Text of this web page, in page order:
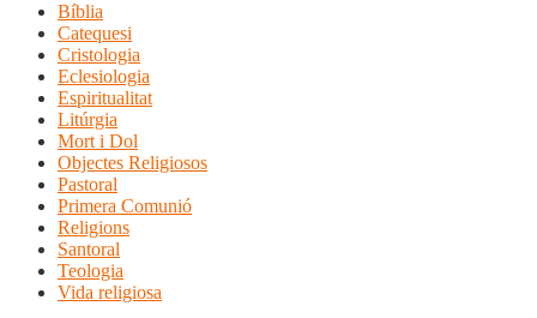
Bíblia
Catequesi
Cristologia
Eclesiologia
Espiritualitat
Litúrgia
Mort i Dol
Objectes Religiosos
Pastoral
Primera Comunió
Religions
Santoral
Teologia
Vida religiosa